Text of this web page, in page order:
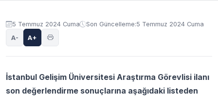
Akademik Takvim
Duyuru içeriği
5 Temmuz 2024 Cuma Son Güncelleme:5 Temmuz 2024 Cuma
A- A+
İstanbul Gelişim Üniversitesi Araştırma Görevlisi ilanı
son değerlendirme sonuçlarına aşağıdaki listeden